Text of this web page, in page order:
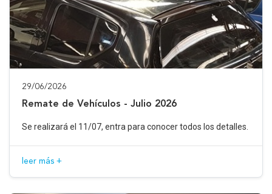
29/06/2026
Remate de Vehículos - Julio 2026
Se realizará el 11/07, entra para conocer todos los detalles.
leer más +